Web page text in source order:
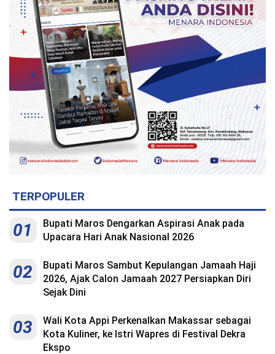
TERPOPULER
01
Bupati Maros Dengarkan Aspirasi Anak pada
Upacara Hari Anak Nasional 2026
02
Bupati Maros Sambut Kepulangan Jamaah Haji
2026, Ajak Calon Jamaah 2027 Persiapkan Diri
Sejak Dini
03
Wali Kota Appi Perkenalkan Makassar sebagai
Kota Kuliner, ke Istri Wapres di Festival Dekra
Ekspo